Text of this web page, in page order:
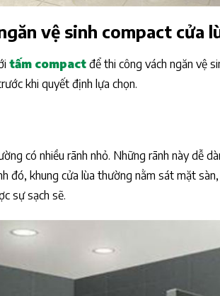
vệ sinh compact cửa
tấm compact để thi công vách ngăn vệ
khi quyết định lựa chọn.
có nhiều rãnh nhỏ. Những rãnh này dễ
đó, khung cửa lùa thường nằm sát mặt
sự sạch sẽ.